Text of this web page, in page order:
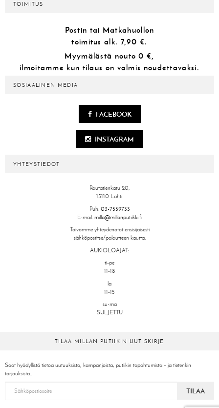
TOIMITUS
Postin tai Matkahuollon
toimitus alk. 7,90 €.
Myymälästä nouto 0 €,
ilmoitamme kun tilaus on valmis noudettavaksi.
SOSIAALINEN MEDIA
FACEBOOK
INSTAGRAM
YHTEYSTIEDOT
Rautatienkatu 20,
15110 Lahti.
Puh. 03-7559733
E-mail. milla@millanputiikki.fi
Toivomme yhteydenotot ensisijaisesti
sähköpostitse/palautteen kautta.
AUKIOLOAJAT:
ti-pe
11-18
la
11-15
su-ma
SULJETTU
TILAA MILLAN PUTIIKIN UUTISKIRJE
Saat hyödyllistä tietoa uutuuksista, kampanjoista, putiikin tapahtumista – ja tietenkin
tarjouksista..
TILAA